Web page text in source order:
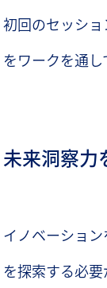
初回のセッシ
をワークを通
未来洞察力
イノベーショ
を探索する必要